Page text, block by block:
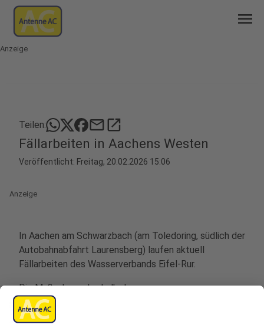
menu
Anzeige
Teilen: mailopen_in_new
Fällarbeiten in Aachens Westen
Veröffentlicht: Freitag, 20.02.2026 15:06
Anzeige
In Aachen am Schwarzbach (am Toledoring, südlich der
Autobahnabfahrt Laurensberg) laufen aktuell
Fällarbeiten des Wasserverbands Eifel-Rur.
Die Maßnahme oberhalb des
Hochwasserrückhaltebeckens (HRB) Rahe bereitet
den Ausbau von Wegedurchlässen vor.